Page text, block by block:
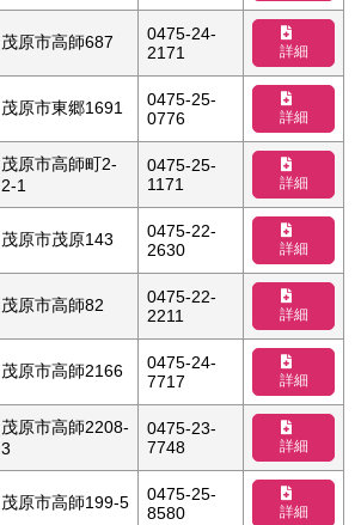
茂原市高師687
0475-24-
2171
詳細
茂原市東郷1691
0475-25-
0776
詳細
茂原市高師町2-
2-1
0475-25-
1171
詳細
茂原市茂原143
0475-22-
2630
詳細
茂原市高師82
0475-22-
2211
詳細
茂原市高師2166
0475-24-
7717
詳細
茂原市高師2208-
3
0475-23-
7748
詳細
茂原市高師199-5
0475-25-
8580
詳細